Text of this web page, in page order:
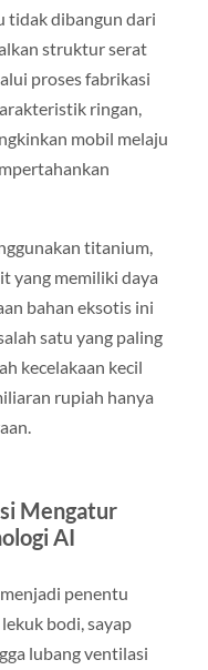
tidak dibangun dari
struktur serat
proses fabrikasi
ringan,
mobil melaju
titanium,
yang memiliki daya
bahan eksotis ini
satu yang paling
kecelakaan kecil
rupiah hanya
Mengatur
AI
penentu
bodi, sayap
lubang ventilasi